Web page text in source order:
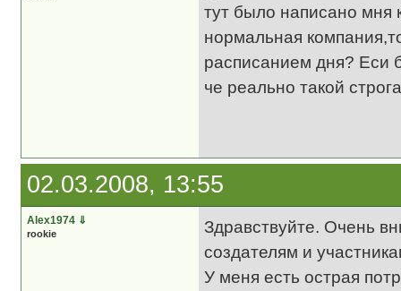
тут было написано мня
нормальная
расписанием дня? Еси
че реально такой
02.03.2008, 13:55
Alex1974 ⇓
rookie
Здравствуйте. Очень
создателям и
У меня есть острая